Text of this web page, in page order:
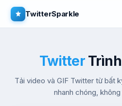
TwitterSparkle
Twitter
Tải video và GIF Twitter từ bất
nhanh chóng,